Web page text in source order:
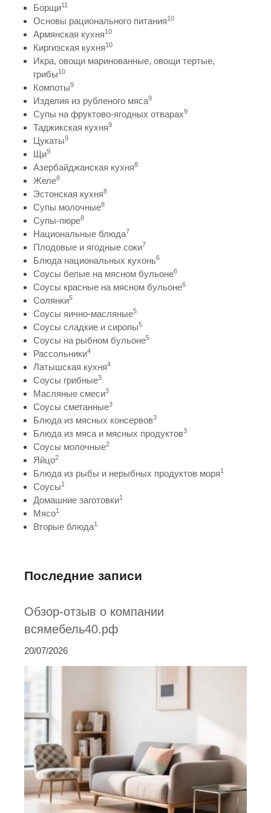
Борщи11
Основы рационального питания10
Армянская кухня10
Киргизская кухня10
Икра, овощи маринованные, овощи тертые,
грибы10
Компоты9
Изделия из рубленого мяса9
Супы на фруктово-ягодных отварах9
Таджикская кухня9
Цукаты9
Щи9
Азербайджанская кухня8
Желе8
Эстонская кухня8
Супы молочные8
Супы-пюре8
Национальные блюда7
Плодовые и ягодные соки7
Блюда национальных кухонь6
Соусы белые на мясном бульоне6
Соусы красные на мясном бульоне6
Солянки5
Соусы яично-масляные5
Соусы сладкие и сиропы5
Соусы на рыбном бульоне5
Рассольники4
Латышская кухня4
Соусы грибные3
Масляные смеси3
Соусы сметанные3
Блюда из мясных консервов3
Блюда из мяса и мясных продуктов3
Соусы молочные2
Яйцо2
Блюда из рыбы и нерыбных продуктов моря1
Соусы1
Домашние заготовки1
Мясо1
Вторые блюда1
Последние записи
Обзор-отзыв о компании
всямебель40.рф
20/07/2026